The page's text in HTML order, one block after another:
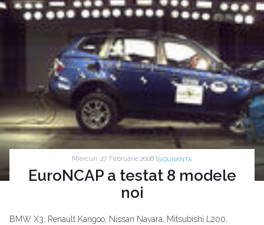
Miercuri, 27 Februarie 2008 | SIGURANTA
EuroNCAP a testat 8 modele
noi
BMW X3, Renault Kangoo, Nissan Navara, Mitsubishi L200,